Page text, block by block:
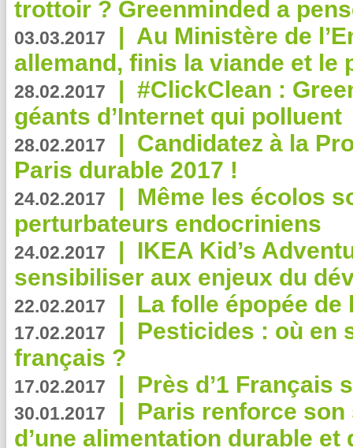
trottoir ? Greenminded a
03.03.2017 | Au Ministère de
allemand, finis la viande et le
28.02.2017 | #ClickClean :
géants d’Internet qui polluent
28.02.2017 | Candidatez à la
Paris durable 2017 !
24.02.2017 | Même les écolos
perturbateurs endocriniens
24.02.2017 | IKEA Kid’s
sensibiliser aux enjeux du
22.02.2017 | La folle épopée de
17.02.2017 | Pesticides : où en
français ?
17.02.2017 | Près d’1 Français
30.01.2017 | Paris renforce
d’une alimentation durable et